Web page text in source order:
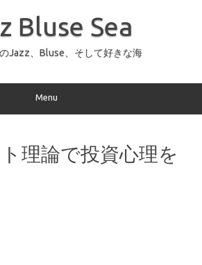
Bluse Sea
Jazz、Bluse、そして好きな海
Menu
理論で投資心理を